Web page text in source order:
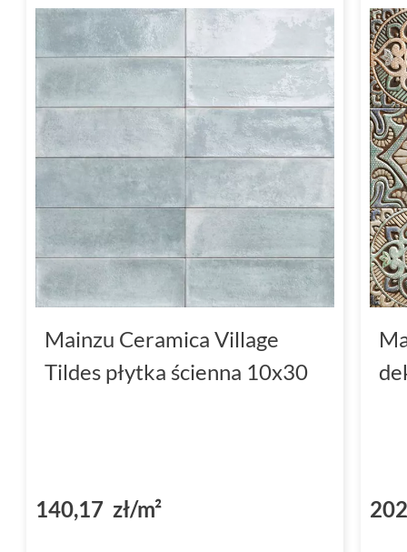
Mainzu Ceramica Village
Tildes płytka ścienna 10x30
140,17 zł/m²